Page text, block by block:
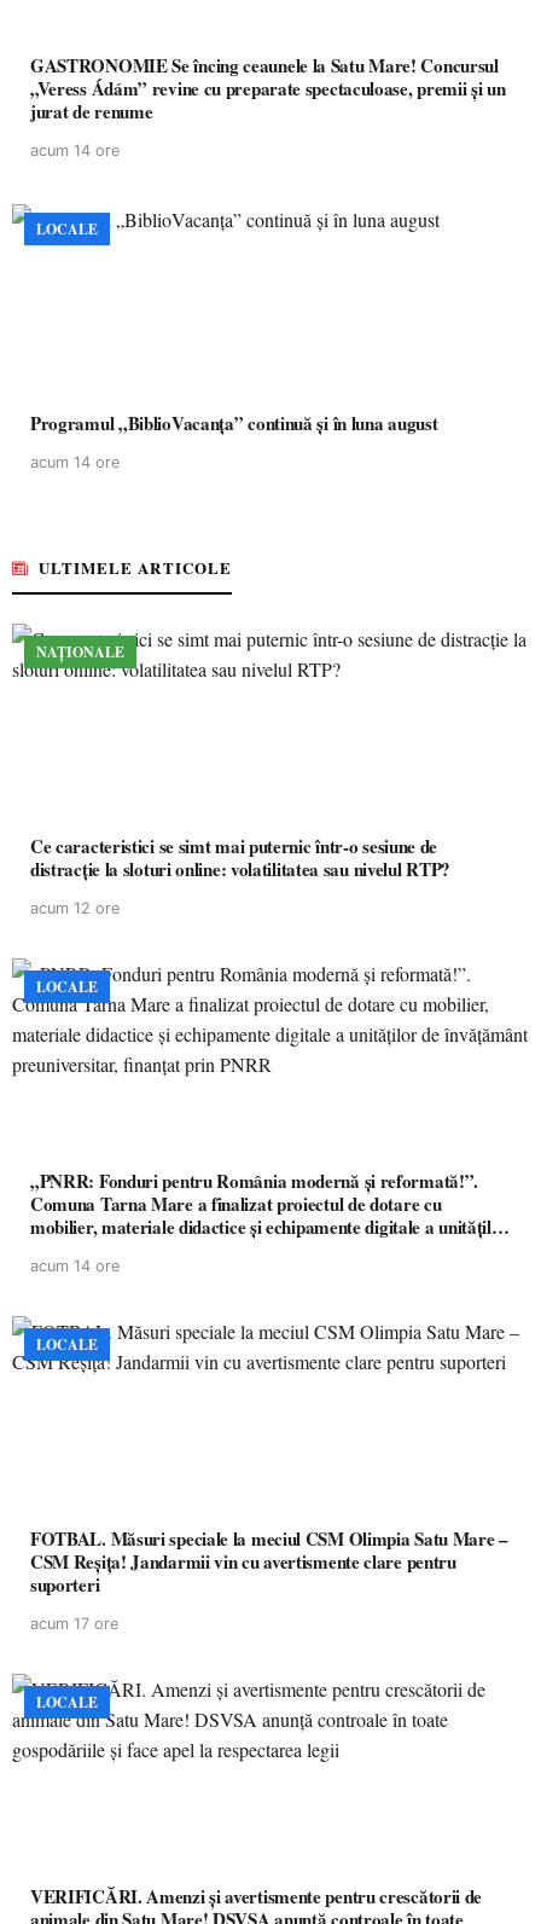
GASTRONOMIE Se încing ceaunele la Satu Mare! Concursul
„Veress Ádám” revine cu preparate spectaculoase, premii și un
jurat de renume
acum 14 ore
LOCALE
Programul „BiblioVacanța” continuă și în luna august
acum 14 ore
ULTIMELE ARTICOLE
NAȚIONALE
Ce caracteristici se simt mai puternic într-o sesiune de
distracție la sloturi online: volatilitatea sau nivelul RTP?
acum 12 ore
LOCALE
„PNRR: Fonduri pentru România modernă și reformată!”.
Comuna Tarna Mare a finalizat proiectul de dotare cu
mobilier, materiale didactice și echipamente digitale a unităților
acum 14 ore
LOCALE
FOTBAL. Măsuri speciale la meciul CSM Olimpia Satu Mare –
CSM Reșița! Jandarmii vin cu avertismente clare pentru
suporteri
acum 17 ore
LOCALE
VERIFICĂRI. Amenzi și avertismente pentru crescătorii de